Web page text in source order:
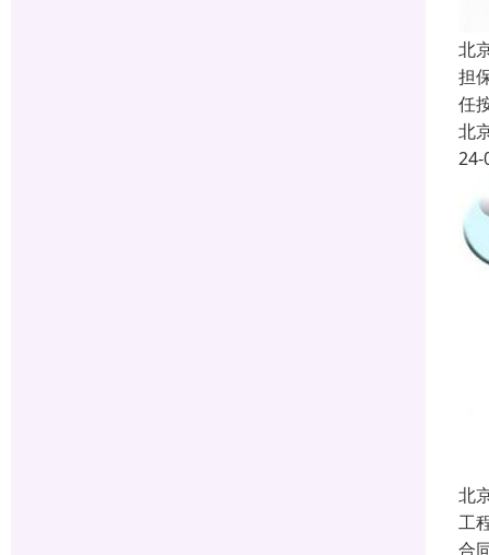
北
担
任
北
24-
北
工
合